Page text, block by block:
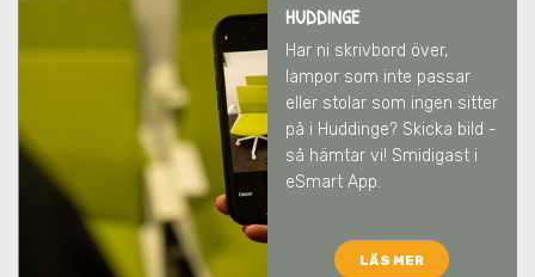
HUDDINGE
Har ni skrivbord över,
lampor som inte passar
eller stolar som ingen sitter
på i Huddinge? Skicka bild -
så hämtar vi! Smidigast i
eSmart App.
LÄS MER